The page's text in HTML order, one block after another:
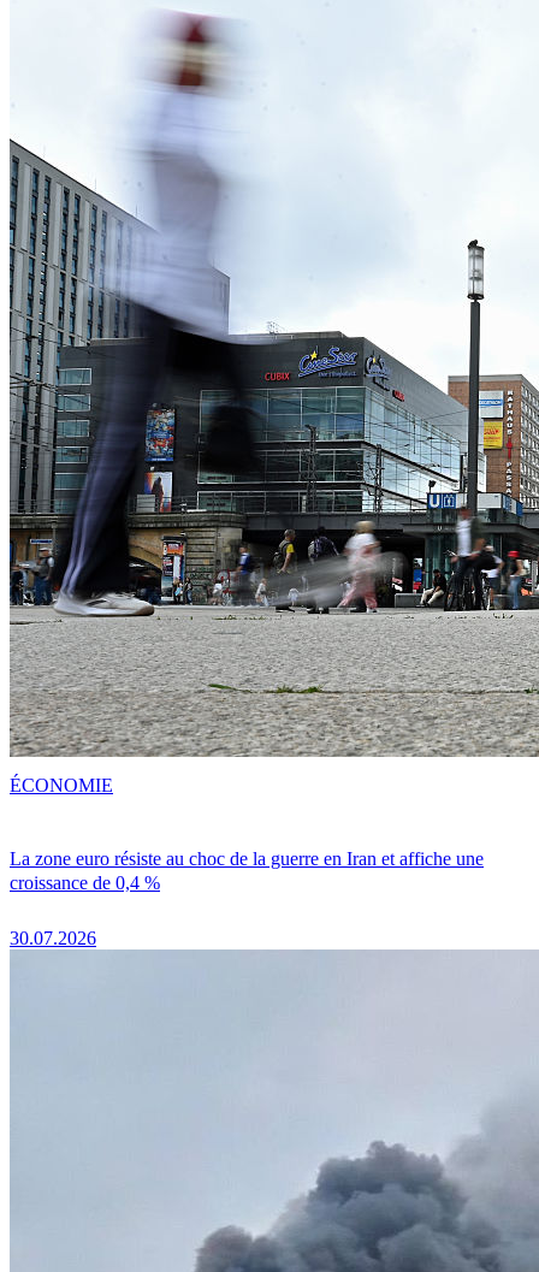
La zone euro résiste au choc de la guerre en Iran et affiche une
croissance de 0,4 %
30.07.2026
ÉCONOMIE